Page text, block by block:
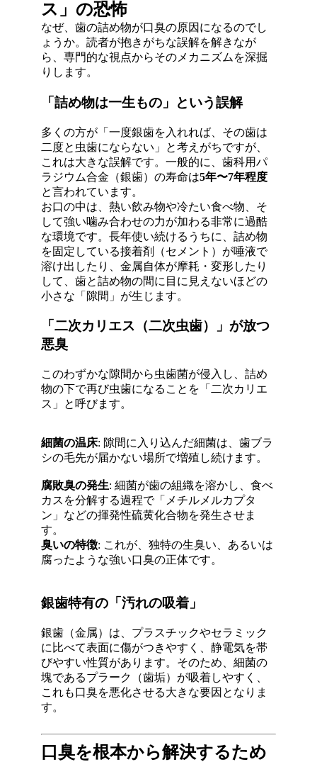
ス」の恐怖
なぜ、歯の詰め物が口臭の原因になるのでし
ょうか。読者が抱きがちな誤解を解きなが
ら、専門的な視点からそのメカニズムを深掘
りします。
「詰め物は一生もの」という誤解
多くの方が「一度銀歯を入れれば、その歯は
二度と虫歯にならない」と考えがちですが、
これは大きな誤解です。一般的に、歯科用パ
ラジウム合金（銀歯）の寿命は5年〜7年程度
と言われています。
お口の中は、熱い飲み物や冷たい食べ物、そ
して強い噛み合わせの力が加わる非常に過酷
な環境です。長年使い続けるうちに、詰め物
を固定している接着剤（セメント）が唾液で
溶け出したり、金属自体が摩耗・変形したり
して、歯と詰め物の間に目に見えないほどの
小さな「隙間」が生じます。
「二次カリエス（二次虫歯）」が放つ
悪臭
このわずかな隙間から虫歯菌が侵入し、詰め
物の下で再び虫歯になることを「二次カリエ
ス」と呼びます。
細菌の温床: 隙間に入り込んだ細菌は、歯ブラ
シの毛先が届かない場所で増殖し続けます。
腐敗臭の発生: 細菌が歯の組織を溶かし、食べ
カスを分解する過程で「メチルメルカプタ
ン」などの揮発性硫黄化合物を発生させま
す。
臭いの特徴: これが、独特の生臭い、あるいは
腐ったような強い口臭の正体です。
銀歯特有の「汚れの吸着」
銀歯（金属）は、プラスチックやセラミック
に比べて表面に傷がつきやすく、静電気を帯
びやすい性質があります。そのため、細菌の
塊であるプラーク（歯垢）が吸着しやすく、
これも口臭を悪化させる大きな要因となりま
す。
口臭を根本から解決するため